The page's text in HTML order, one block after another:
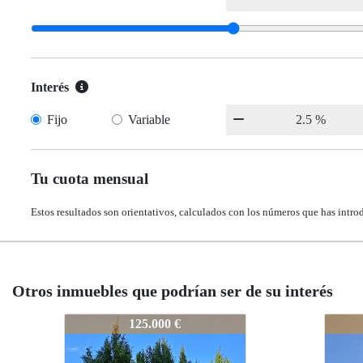
Interés
Fijo Variable
Tu cuota mensual
Estos resultados son orientativos, calculados con los números que has
Otros inmuebles que podrían ser de su interés
5081-NA1060150.000 €
5081-NA1060150.000 €